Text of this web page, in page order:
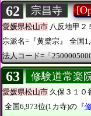
62 宗昌寺
愛媛県松山市 八反地甲２
宗派名=『黄檗宗』
全国
法人コード=「
63 修験道常楽
愛媛県松山市 久保３１０
全国6,973位(1カ寺)の『